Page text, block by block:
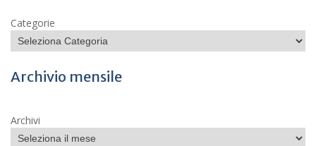
Categorie
Archivio mensile
Archivi